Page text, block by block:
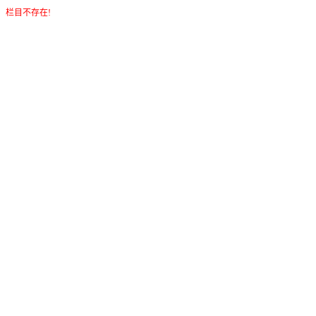
栏目不存在!